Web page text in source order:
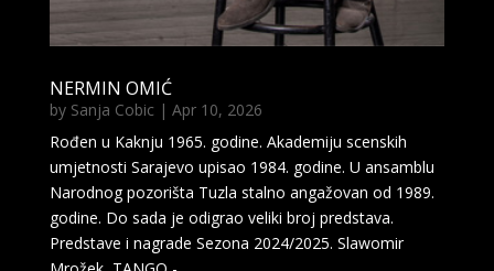
NERMIN OMIĆ
by Sanja Cobic| Apr 10, 2026
Rođen u Kaknju 1965. godine. Akademiju scenskih
umjetnosti Sarajevo upisao 1984. godine. U ansamblu
Narodnog pozorišta Tuzla stalno angažovan od 1989.
godine. Do sada je odigrao veliki broj predstava.
Predstave i nagrade Sezona 2024/2025. Slawomir